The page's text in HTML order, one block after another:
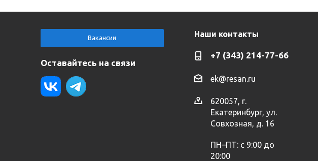
Вакансии
Оставайтесь на связи
Наши контакты
+7 (343) 214-77-66
ek@resan.ru
620057, г.
Екатеринбург, ул.
Совхозная, д. 16
ПН–ПТ: с 9:00 до
20:00